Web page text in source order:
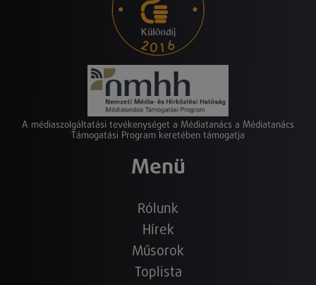
A médiaszolgáltatási tevékenységet a Médiatanács a Médiatanács
Támogatási Program keretében támogatja
Menü
Rólunk
Hírek
Műsorok
Toplista